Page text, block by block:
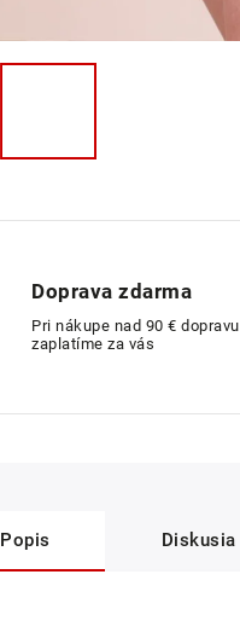
Doprava zdarma
Pri nákupe nad 90 € dopravu
zaplatíme za vás
Popis Diskusia